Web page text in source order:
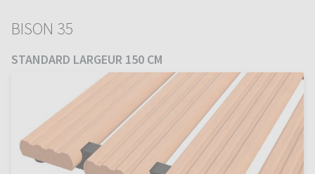
BISON 35
STANDARD LARGEUR 150 CM